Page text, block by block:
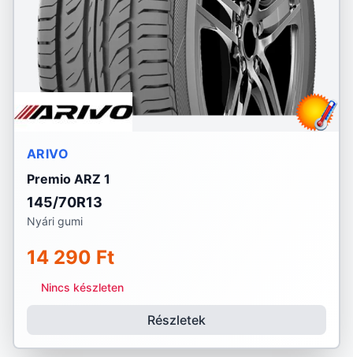
ARIVO
Premio ARZ 1
145/70R13
Nyári gumi
14 290 Ft
Nincs készleten
Részletek